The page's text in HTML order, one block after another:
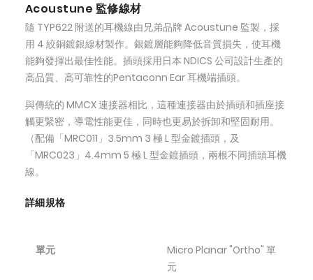
Acoustune 監修線材
隨 TYP622 附送的耳機線由兄弟品牌 Acoustune 監製，採
用 4 絞銅鍍銀線材製作。銀鍍層能夠降低音質損失，使耳機
能夠發揮出最佳性能。插頭採用日本 NDICS 公司設計生產的
高品質、高可靠性的Pentaconn Ear 耳機端插頭。
與傳統的 MMCX 連接器相比，這種連接器由於插頭和插座接
觸更緊密，導電性能更佳，同時也更易於拆卸和堅固耐用。
（配備「MRC011」3.5mm 3 極 L 型金鍍插頭，及
「MRC023」4.4mm 5 極 L 型金鍍插頭，兩根不同插頭耳機
線。
詳細規格
單元
Micro Planar "Ortho" 單
元